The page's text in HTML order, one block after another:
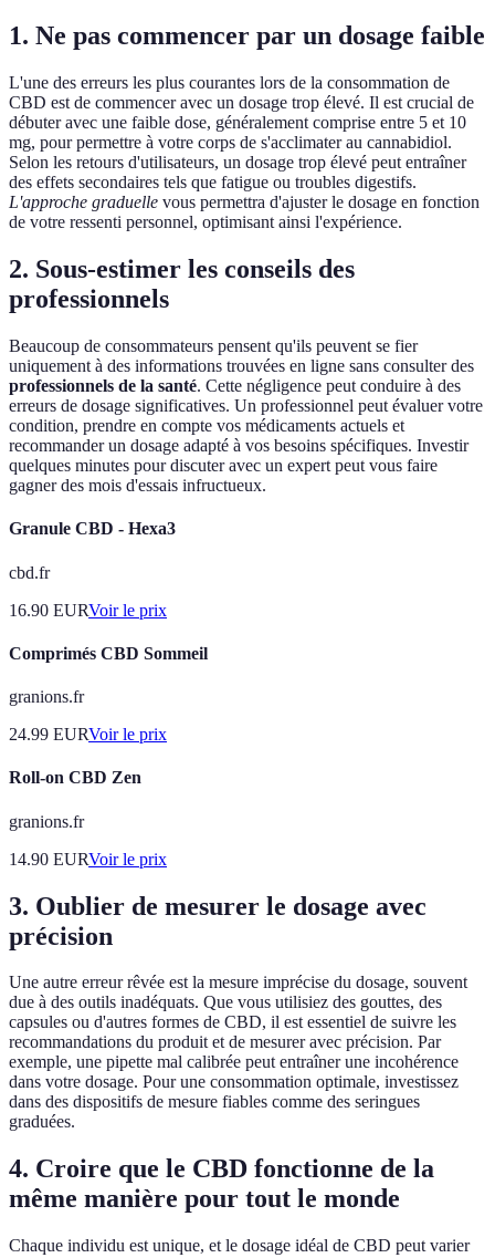
1. Ne pas commencer par un dosage faible
L'une des erreurs les plus courantes lors de la consommation de
CBD est de commencer avec un dosage trop élevé. Il est crucial de
débuter avec une faible dose, généralement comprise entre 5 et 10
mg, pour permettre à votre corps de s'acclimater au cannabidiol.
Selon les retours d'utilisateurs, un dosage trop élevé peut entraîner
des effets secondaires tels que fatigue ou troubles digestifs.
L'approche graduelle vous permettra d'ajuster le dosage en fonction
de votre ressenti personnel, optimisant ainsi l'expérience.
2. Sous-estimer les conseils des
professionnels
Beaucoup de consommateurs pensent qu'ils peuvent se fier
uniquement à des informations trouvées en ligne sans consulter des
professionnels de la santé. Cette négligence peut conduire à des
erreurs de dosage significatives. Un professionnel peut évaluer votre
condition, prendre en compte vos médicaments actuels et
recommander un dosage adapté à vos besoins spécifiques. Investir
quelques minutes pour discuter avec un expert peut vous faire
gagner des mois d'essais infructueux.
Granule CBD - Hexa3
cbd.fr
16.90 EURVoir le prix
Comprimés CBD Sommeil
granions.fr
24.99 EURVoir le prix
Roll-on CBD Zen
granions.fr
14.90 EURVoir le prix
3. Oublier de mesurer le dosage avec
précision
Une autre erreur rêvée est la mesure imprécise du dosage, souvent
due à des outils inadéquats. Que vous utilisiez des gouttes, des
capsules ou d'autres formes de CBD, il est essentiel de suivre les
recommandations du produit et de mesurer avec précision. Par
exemple, une pipette mal calibrée peut entraîner une incohérence
dans votre dosage. Pour une consommation optimale, investissez
dans des dispositifs de mesure fiables comme des seringues
graduées.
4. Croire que le CBD fonctionne de la
même manière pour tout le monde
Chaque individu est unique, et le dosage idéal de CBD peut varier